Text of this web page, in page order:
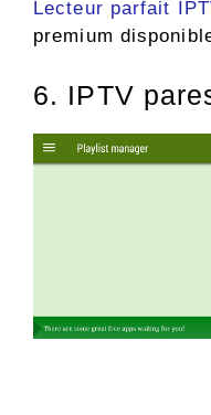
Lecteur parfait
premium
6. IPTV